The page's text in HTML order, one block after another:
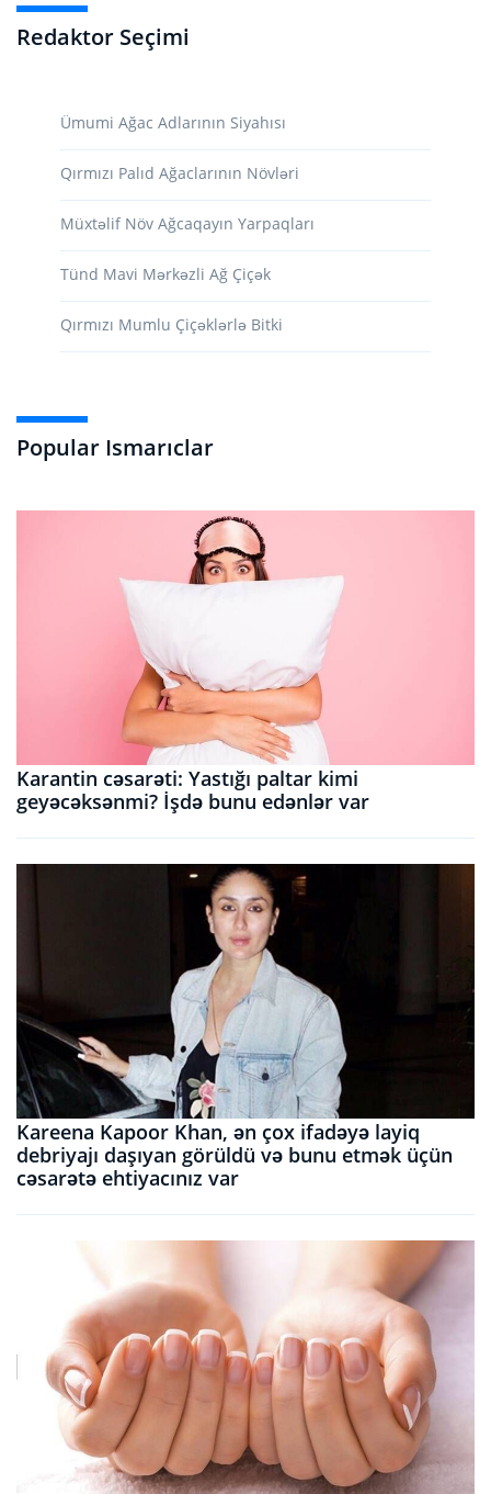
Redaktor Seçimi
Ümumi Ağac Adlarının Siyahısı
Qırmızı Palıd Ağaclarının Növləri
Müxtəlif Növ Ağcaqayın Yarpaqları
Tünd Mavi Mərkəzli Ağ Çiçək
Qırmızı Mumlu Çiçəklərlə Bitki
Popular Ismarıclar
Karantin cəsarəti: Yastığı paltar kimi
geyəcəksənmi? İşdə bunu edənlər var
Kareena Kapoor Khan, ən çox ifadəyə layiq
debriyajı daşıyan görüldü və bunu etmək üçün
cəsarətə ehtiyacınız var